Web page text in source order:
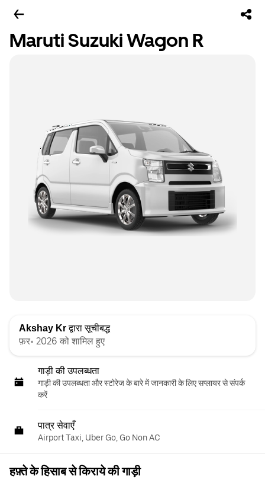
Maruti Suzuki Wagon R
Akshay Krद्वारा सूचीबद्ध
फ़र॰ 2026 को शामिल हुए
गाड़ी की उपलब्धता
गाड़ी की उपलब्धता और स्‍टोरेज के बारे में जानकारी के लिए सप्लायर से संपर्क
करें
पात्र सेवाएँ
Airport Taxi, Uber Go, Go Non AC
हफ़्ते के हिसाब से किराये की गाड़ी